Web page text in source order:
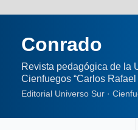
Conrado
Revista pedagógica de la
Cienfuegos “Carlos Rafael
Editorial Universo Sur ·